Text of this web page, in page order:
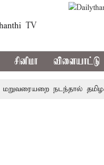
TV
சினிமா விளையாட்டு
நடந்தால் தமிழக